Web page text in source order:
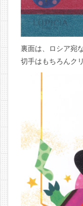
裏面は、ロシア宛
切手はもちろんク